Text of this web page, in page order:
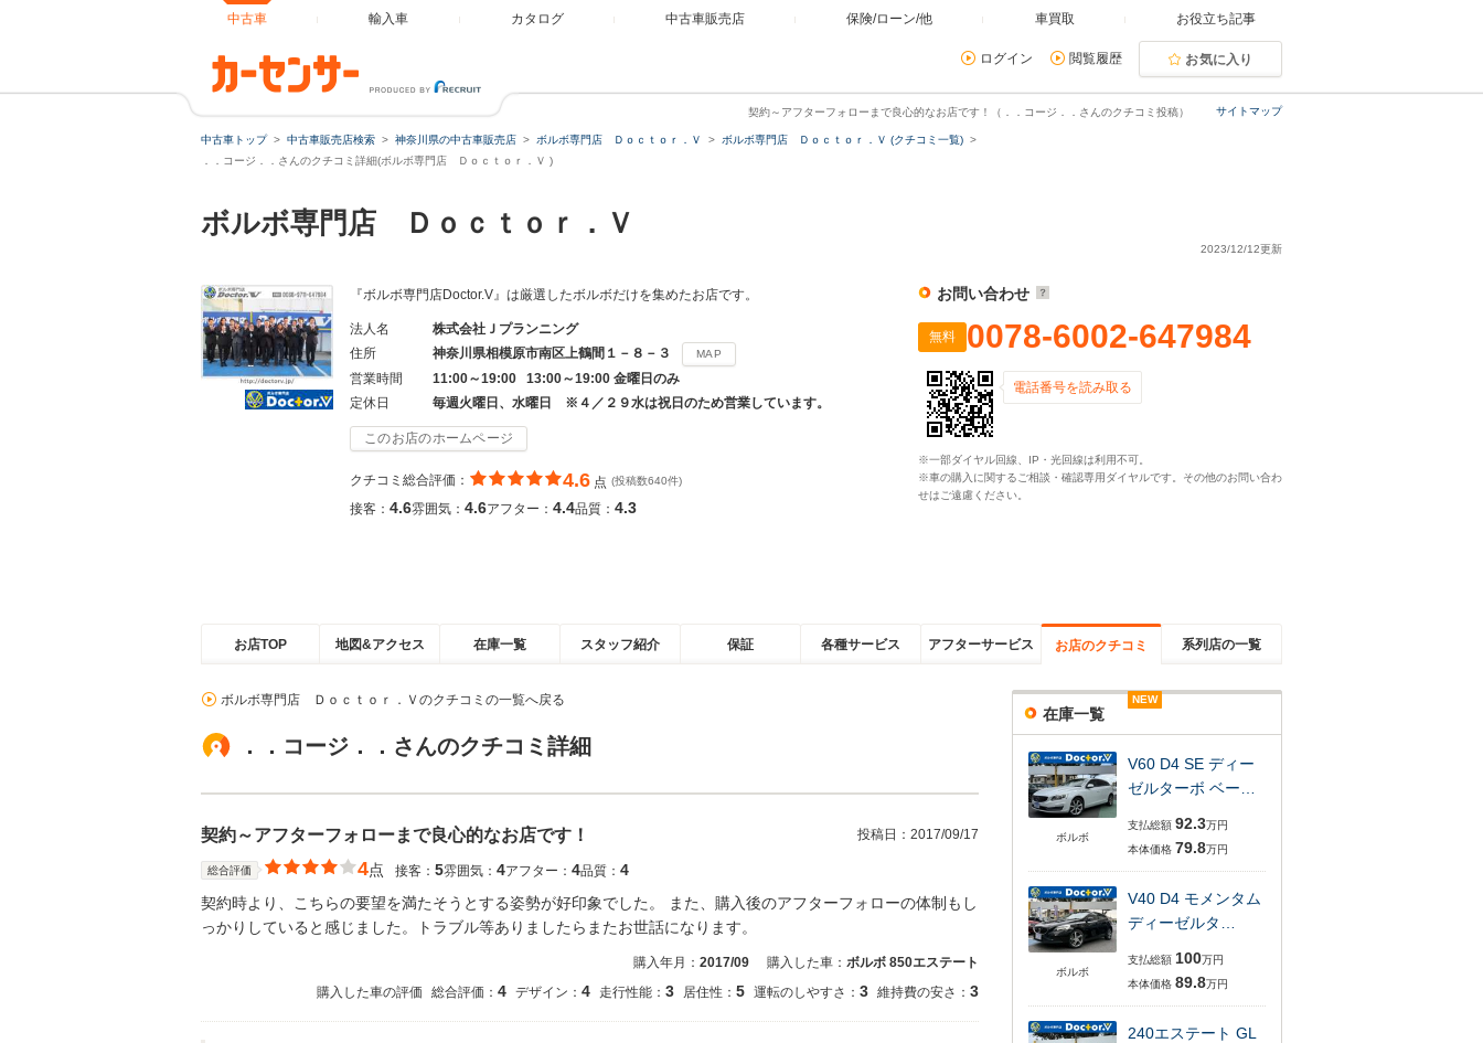
中古車 輸入車 カタログ 中古車販売店 保険/ローン/他 車買取 お役立ち記事
ログイン 閲覧履歴 お気に入り
サイトマップ
契約～アフターフォローまで良心的なお店です！（．．コージ．．さんのクチコミ投稿）
中古車トップ 中古車販売店検索 神奈川県の中古車販売店 ボルボ専門店 Ｄｏｃｔｏｒ．Ｖ
ボルボ専門店 Ｄｏｃｔｏｒ．Ｖ (クチコミ一覧)
．．コージ．．さんのクチコミ詳細(ボルボ専門店 Ｄｏｃｔｏｒ．Ｖ )
ボルボ専門店 Ｄｏｃｔｏｒ．Ｖ
2023/12/12更新
『ボルボ専門店Doctor.V』は厳選したボルボだけを集めたお店です。
法人名
株式会社Ｊプランニング
住所
神奈川県相模原市南区上鶴間１－８－３ MAP
営業時間
11:00～19:00 13:00～19:00 金曜日のみ
定休日
毎週火曜日、水曜日 ※４／２９水は祝日のため営業しています。
このお店のホームページ
クチコミ総合評価： 4.6 点 (投稿数640件)
接客： 4.6雰囲気： 4.6アフター： 4.4品質： 4.3
お問い合わせ
無料 0078-6002-647984
電話番号を読み取る
※一部ダイヤル回線、IP・光回線は利用不可。
※車の購入に関するご相談・確認専用ダイヤルです。その他のお問い合わ
せはご遠慮ください。
お店TOP 地図&アクセス 在庫一覧 スタッフ紹介 保証 各種サービス アフターサービス お店のクチコミ 系列店の一覧
ボルボ専門店 Ｄｏｃｔｏｒ．Ｖのクチコミの一覧へ戻る
．．コージ．．さんのクチコミ詳細
契約～アフターフォローまで良心的なお店です！ 投稿日： 2017/09/17
総合評価 4点 接客： 5雰囲気： 4アフター： 4品質： 4
契約時より、こちらの要望を満たそうとする姿勢が好印象でした。 また、購入後のアフターフォローの体制もし
っかりしていると感じました。トラブル等ありましたらまたお世話になります。
購入年月： 2017/09 購入した車： ボルボ 850エステート
購入した車の評価
総合評価： 4 デザイン： 4 走行性能： 3 居住性： 5 運転のしやすさ： 3 維持費の安さ： 3
在庫一覧
ボルボ
NEW
V60 D4 SE ディー
ゼルターボ ベー…
支払総額 92.3万円
本体価格 79.8万円
ボルボ
NEW
V40 D4 モメンタム
ディーゼルタ…
支払総額 100万円
本体価格 89.8万円
NEW
240エステート GL
NEW
NEW